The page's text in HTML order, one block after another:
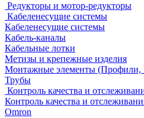
Редукторы и мотор-редукторы
Кабеленесущие системы
Кабеленесущие системы
Кабель-каналы
Кабельные лотки
Метизы и крепежные изделия
Монтажные элементы (Профили,
Трубы
Контроль качества и
Контроль качества и
Omron